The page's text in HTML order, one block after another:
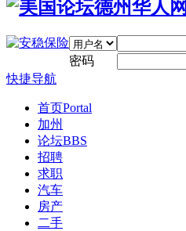
密码
快捷导航
首页Portal
加州
论坛BBS
招聘
求职
汽车
房产
二手